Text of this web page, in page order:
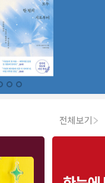
전체보기